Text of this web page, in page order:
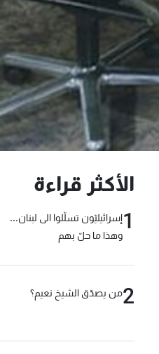
الأكثر قراءة
1إسرائيليّون تسلّلوا الى لبنان...
وهذا ما حلّ بهم
2من يصدّق الشيخ نعيم؟